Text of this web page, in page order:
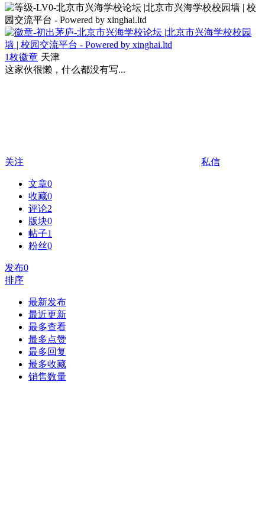
1枚徽章 天津
这家伙很懒，什么都没有写...
关注 私信
文章0
收藏0
评论2
版块0
帖子1
粉丝0
发布0
排序
最新发布
最近更新
最多查看
最多点赞
最多回复
最多收藏
销售数量